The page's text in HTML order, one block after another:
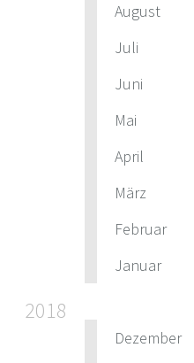
August
Juli
Juni
Mai
April
März
Februar
Januar
2018
Dezember